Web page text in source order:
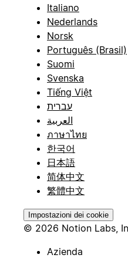
Italiano
Nederlands
Norsk
Português (Brasil)
Suomi
Svenska
Tiếng Việt
עברית
العربية
ภาษาไทย
한국어
日本語
简体中文
繁體中文
Impostazioni dei cookie
© 2026 Notion Labs,
Azienda